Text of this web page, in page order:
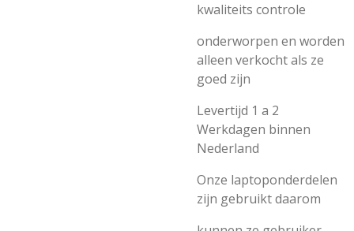
kwaliteits controle
onderworpen en worden
alleen verkocht als ze
goed zijn
Levertijd 1 a 2
Werkdagen binnen
Nederland
Onze laptoponderdelen
zijn gebruikt daarom